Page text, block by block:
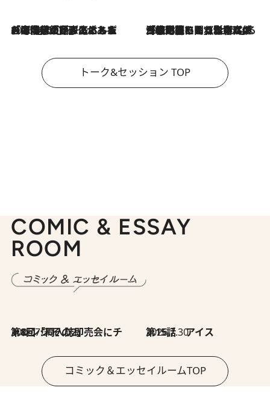
2026.8.3
「今後値上げがあるとすれば…」「リスクがあるのは今年の冬」エネルギー専門家が語る、ホルムズ海峡封鎖が家庭にもたらす“ある心配” 2026.8.3
「住宅建てられない…」「サーチャージ料の高値が続いている」ホルムズ海峡封鎖による影響はいつまで続く？《エネルギー専門家に聞く“どうなる日本の暮らし”》
トーク&セッション TOP
COMIC & ESSAY
ROOM
2026.7.30
第8回「同人誌即売会にチャレンジ その2」 2026.7.30
第15話 アイス
コミック＆エッセイルームTOP